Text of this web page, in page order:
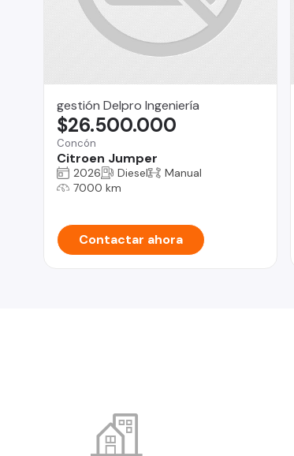
gestión Delpro Ingeniería
Concón
Citroen Jumper
$26.500.000
2026 Diesel
Manual
7000 km
Contactar ahora